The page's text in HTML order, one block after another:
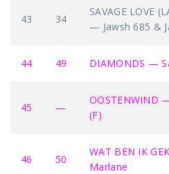
43 34
SAVAGE LOVE
— Jawsh 685 &
44 49 DIAMONDS —
45 —
OOSTENWIND
(F)
46 50
WAT BEN IK
Marlane